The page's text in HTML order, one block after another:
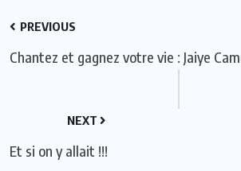
PREVIOUS
Chantez et gagnez votre vie : Jaiye
NEXT
Et si on y allait !!!